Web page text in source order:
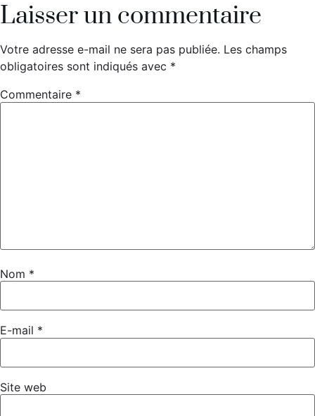
Laisser un commentaire
Votre adresse e-mail ne sera pas publiée. Les champs
obligatoires sont indiqués avec *
Commentaire *
Nom *
E-mail *
Site web